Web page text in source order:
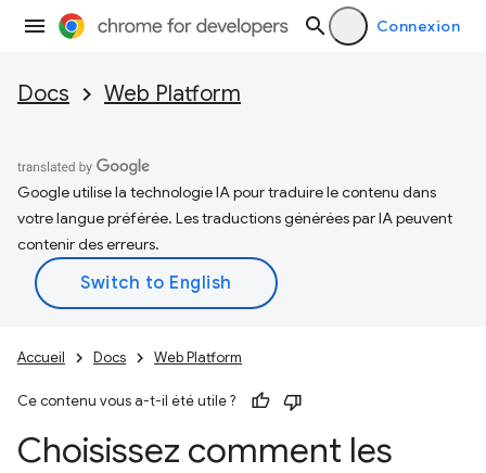
Connexion
Docs Web Platform
Google utilise la technologie IA pour traduire le contenu dans
votre langue préférée. Les traductions générées par IA peuvent
contenir des erreurs.
Accueil Docs Web Platform
Ce contenu vous a-t-il été utile ?
Choisissez comment les